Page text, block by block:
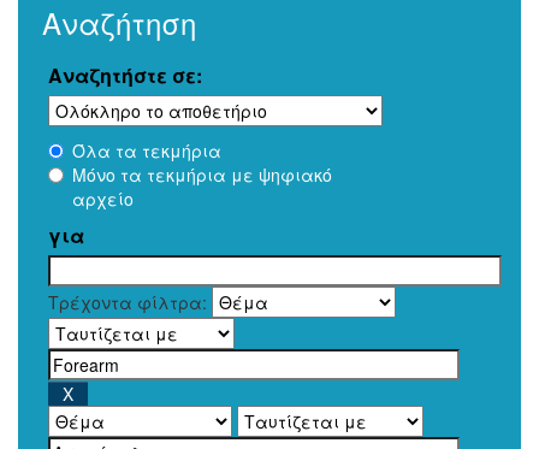
Αναζήτηση
Αναζητήστε σε:
Όλα τα τεκμήρια
Μόνο τα τεκμήρια με ψηφιακό
αρχείο
για
Τρέχοντα φίλτρα: